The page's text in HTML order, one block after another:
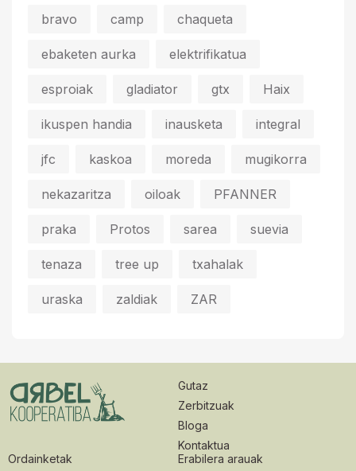
bravo camp chaqueta
ebaketen aurka elektrifikatua
esproiak gladiator gtx Haix
ikuspen handia inausketa integral
jfc kaskoa moreda mugikorra
nekazaritza oiloak PFANNER
praka Protos sarea suevia
tenaza tree up txahalak
uraska zaldiak ZAR
Gutaz
Zerbitzuak
Bloga
Kontaktua
Ordainketak
Erabilera arauak